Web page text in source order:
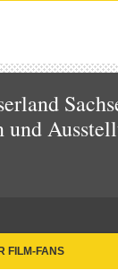
und
FILM-FANS